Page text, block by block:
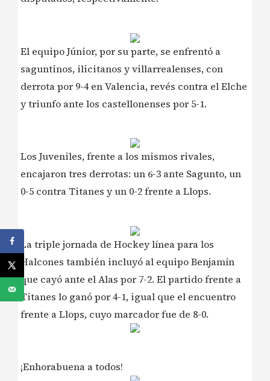
El equipo Júnior, por su parte, se enfrentó a
saguntinos, ilicitanos y villarrealenses, con
derrota por 9-4 en Valencia, revés contra el Elche
y triunfo ante los castellonenses por 5-1.
Los Juveniles, frente a los mismos rivales,
encajaron tres derrotas: un 6-3 ante Sagunto, un
0-5 contra Titanes y un 0-2 frente a Llops.
La triple jornada de Hockey línea para los
Halcones también incluyó al equipo Benjamín
que cayó ante el Alas por 7-2. El partido frente a
Titanes lo ganó por 4-1, igual que el encuentro
frente a Llops, cuyo marcador fue de 8-0.
¡Enhorabuena a todos!